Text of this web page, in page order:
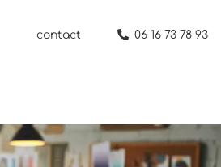
contact 06 16 73 78 93